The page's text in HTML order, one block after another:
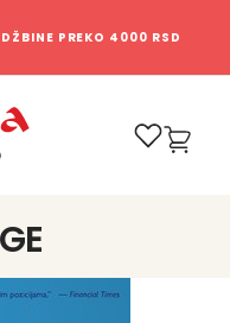
PREKO 4000 RSD